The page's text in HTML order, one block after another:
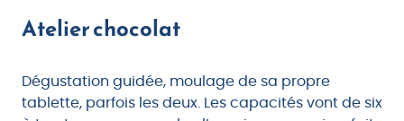
Atelier chocolat
Dégustation guidée, moulage de sa propre
tablette, parfois les deux. Les capacités vont de six